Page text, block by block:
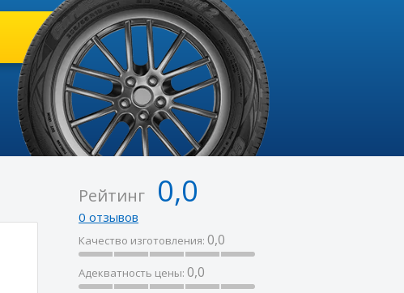
Рейтинг 0,0
0 отзывов
Качество изготовления: 0,0
Адекватность цены: 0,0